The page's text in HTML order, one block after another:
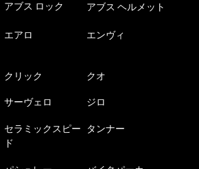
アブス ロック アブス ヘルメット
エアロ エンヴィ
クリック クオ
サーヴェロ ジロ
セラミックスピー
ド
タンナー